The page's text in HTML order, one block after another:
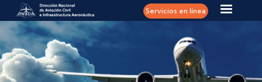
Pasar al contenido principal Servicios en línea